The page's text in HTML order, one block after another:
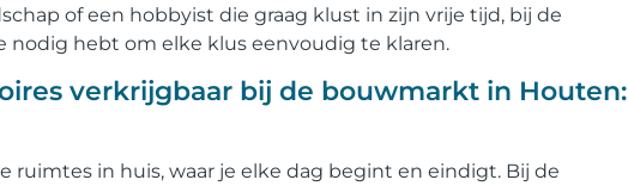
of een hobbyist die graag klust in zijn vrije tijd, bij de
nodig hebt om elke klus eenvoudig te klaren.
verkrijgbaar bij de bouwmarkt in Houten:
ruimtes in huis, waar je elke dag begint en eindigt. Bij de